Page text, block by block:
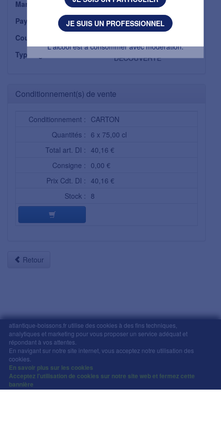
atlantique-boissons.fr utilise des cookies à des fins techniques,
analytiques et marketing pour vous proposer un service adéquat et
répondant à vos attentes.
En navigant sur notre site internet, vous acceptez notre utilisation des
cookies.
En savoir plus sur les cookies
Acceptez l'utilisation de cookies sur notre site web et fermez cette
bannière
Marque :
GRANDS CHAIS FRANCE
Pays :
ETATS UNIS
Couleur :
Typologie :
DECOUVERTE
Conditionnement(s) de vente
Conditionnement : CARTON
Quantités : 6 x 75,00 cl
Total art. DI : 40,16 €
Consigne : 0,00 €
Prix Cdt. DI : 40,16 €
Stock : 8
Retour
Mentions légales-
Copyright © Atlantique Boissons Nantes / Devacom 2026
L'abus d'alcool est dangereux pour la santé, à
consommer avec modération.
L'alcool est à consommer avec modération.
JE SUIS UN PROFESSIONNEL